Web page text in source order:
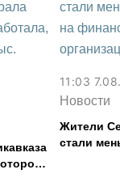
11:03
Новости
Жители
стали